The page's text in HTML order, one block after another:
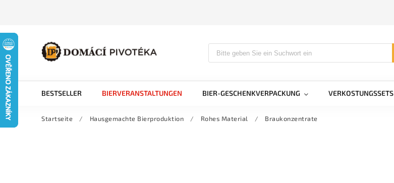
BESTSELLER BIERVERANSTALTUNGEN BIER-GESCHENKVERPACKUNG VERKOSTUNGSSETS
Startseite / Hausgemachte Bierproduktion / Rohes Material / Braukonzentrate